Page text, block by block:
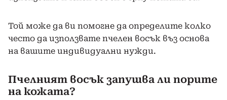
Той може да ви помогне да определите колко
често да използвате пчелен восък въз основа
на вашите индивидуални нужди.
Пчелният восък запушва ли порите
на кожата?